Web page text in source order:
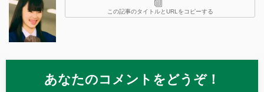
この記事のタイトルとURLをコピーする
あなたのコメントをどうぞ！